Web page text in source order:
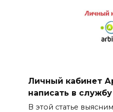
Личный кабинет
написать в
В этой статье